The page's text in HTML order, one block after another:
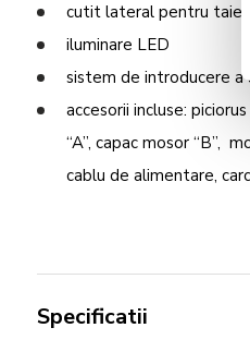
cutit lateral pentru
iluminare LED
sistem de introducere a
accesorii incluse:
“A”, capac mosor “B”,
cablu de alimentare,
Specificatii